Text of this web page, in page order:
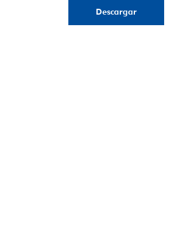
Descargar